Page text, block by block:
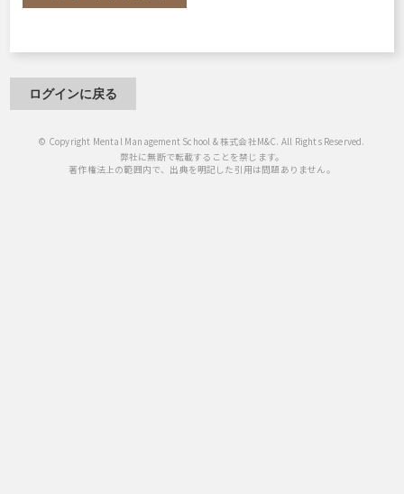
ログインに戻る
© Copyright Mental Management School & 株式会社M&C. All Rights Reserved.
弊社に無断で転載することを禁じます。
著作権法上の範囲内で、出典を明記した引用は問題ありません。